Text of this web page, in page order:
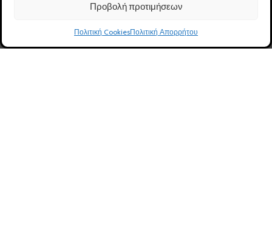
Προβολή προτιμήσεων
Πολιτική CookiesΠολιτική Απορρήτου